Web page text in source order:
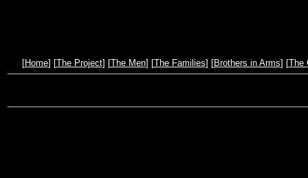
[Home] [The Project] [The Men] [The Families] [Brothers in Arms] [The